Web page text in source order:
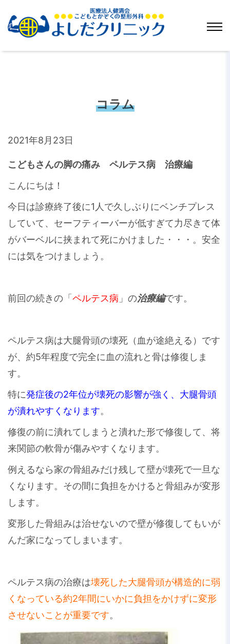
コラム
2021年8月23日
こどもさんの脚の痛み ペルテス病 治療編
こんにちは！
今日は診療終了後に1人で久しぶりにベンチプレス
していて、セーフティーバーが低すぎて力尽きて体
がバーベルに挟まれて死にかけました・・・。安全
には気をつけましょう。
前回の続きの「ペルテス病 」の治療編です。
ペルテス病は大腿骨頭の壊死（血が途絶える）です
が、約5年程度で完全に血の流れと骨は修復しま
す。
特に発症後の2年位が壊死の影響が強く、大腿骨頭
が潰れやすくなります。
修復の前に潰れてしまうと潰れた形で修復して、将
来関節の軟骨が傷みやすくなります。
例えるなら家の骨組みだけ残して壁が壊死で一旦な
くなります。その間に負担をかけると骨組みが変形
します。
変形した骨組みは治せないので壁が修復してもいが
んだ家になってしまいます。
ペルテス病の治療は壊死した大腿骨頭が構造的に弱
くなっている約2年間にいかに負担をかけずに変形
させないことが重要です。